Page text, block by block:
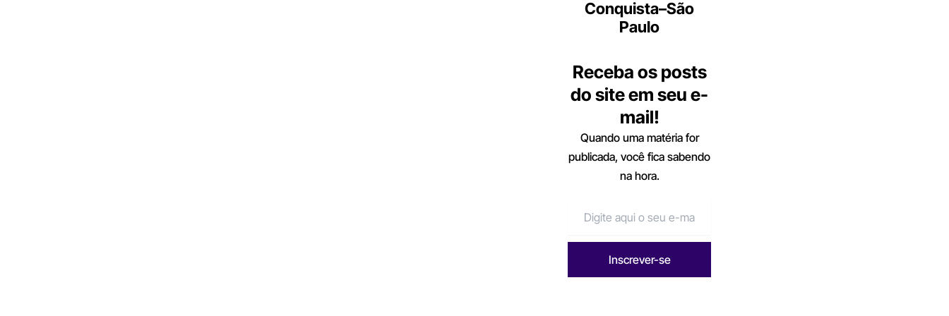
Conquista–São
Paulo
Receba os posts
do site em seu e-
mail!
Quando uma matéria for
publicada, você fica sabendo
na hora.
Inscrever-se